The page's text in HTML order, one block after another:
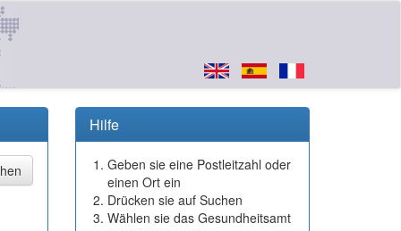
Hilfe
Geben sie eine Postleitzahl oder
einen Ort ein
Drücken sie auf Suchen
Wählen sie das Gesundheitsamt